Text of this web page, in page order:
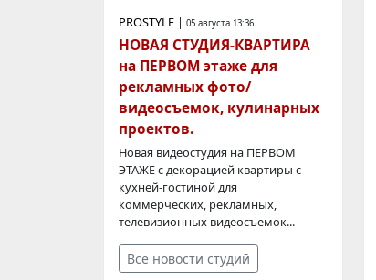
PROSTYLE | 05 августа 13:36
НОВАЯ СТУДИЯ-КВАРТИРА
на ПЕРВОМ этаже для
рекламных фото/
видеосъемок, кулинарных
проектов.
Новая видеостудия на ПЕРВОМ
ЭТАЖЕ с декорацией квартиры с
кухней-гостиной для
коммерческих, рекламных,
телевизионных видеосъемок...
Все новости студий